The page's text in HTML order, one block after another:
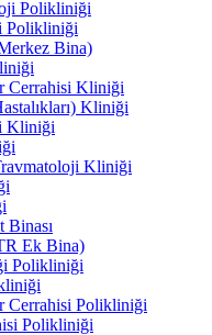
Polikliniği
Polikliniği
Bina)
Cerrahisi Kliniği
Kliniği
Kliniği
Kliniği
Ek Bina)
Polikliniği
Cerrahisi Polikliniği
Polikliniği